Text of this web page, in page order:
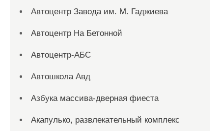
Автоцентр Завода им. М. Гаджиева
Автоцентр На Бетонной
Автоцентр-АБС
Автошкола Авд
Азбука массива-дверная фиеста
Акапулько, развлекательный комплекс